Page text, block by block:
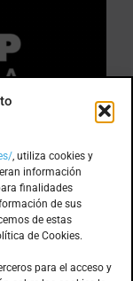
, utiliza cookies y
información
finalidades
de sus
de estas
de Cookies.
para el acceso y